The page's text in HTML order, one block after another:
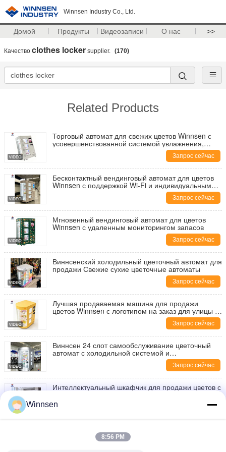
Winnsen Industry Co., Ltd.
Домой Продукты Видеозаписи О нас >>
Качество clothes locker supplier. (170)
Related Products
Торговый автомат для свежих цветов Winnsen с
усовершенствованной системой увлажнения,
вместимостью 24 букета и сенсорным экраном 19
Запрос сейчас
Бесконтактный вендинговый автомат для цветов
Winnsen с поддержкой Wi-Fi и индивидуальным
брендингом для простого самообслуживания
Запрос сейчас
Мгновенный вендинговый автомат для цветов
Winnsen с удаленным мониторингом запасов
Запрос сейчас
Виннсенский холодильный цветочный автомат для
продажи Свежие сухие цветочные автоматы
Запрос сейчас
Лучшая продаваемая машина для продажи
цветов Winnsen с логотипом на заказ для улицы и
Запрос сейчас
Виннсен 24 слот самообслуживание цветочный
автомат с холодильной системой и
Запрос сейчас
Интеллектуальный шкафчик для продажи цветов с
охлаждения для наружного использованияЗапрос сейчас
шкафчик с охлаждением и интеграцией API
Winnsen
8:56 PM